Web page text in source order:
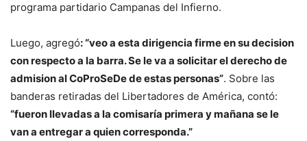
programa partidario Campanas del Infierno.
Luego, agregó: “veo a esta dirigencia firme en su decision
con respecto a la barra. Se le va a solicitar el derecho de
admision al CoProSeDe de estas personas”. Sobre las
banderas retiradas del Libertadores de América, contó:
“fueron llevadas a la comisaría primera y mañana se le
van a entregar a quien corresponda.”